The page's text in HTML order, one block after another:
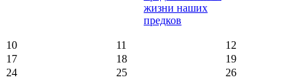
жизни наших
предков
10 11
12
17
18
19
24
25
26